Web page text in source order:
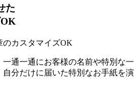
た
通一通にお客様の名前や特別な一
分だけに届いた特別なお手紙を演